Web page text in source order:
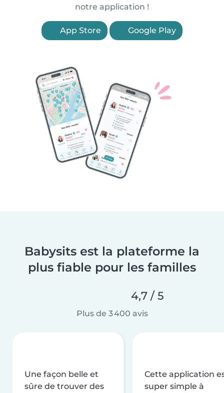
notre application !
App Store Google Play
Babysits est la plateforme la
plus fiable pour les familles
4,7 / 5
Plus de 3 400 avis
Une façon belle et
sûre de trouver des
Cette application
super simple à